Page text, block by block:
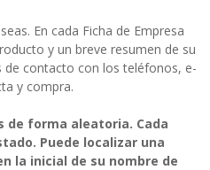
En cada Ficha de Empresa
y un breve resumen de su
contacto con los teléfonos, e-
y compra.
de forma aleatoria. Cada
Puede localizar una
la inicial de su nombre de